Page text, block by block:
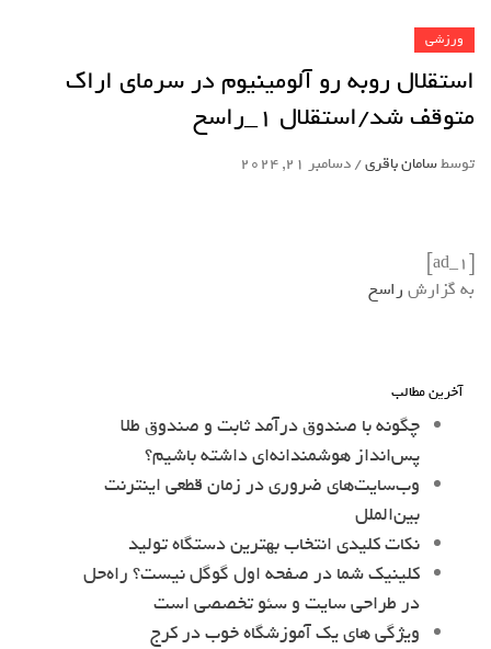
ورزشی
استقلال روبه رو آلومینیوم در سرمای اراک
متوقف شد/استقلال 1_راسخ
توسطسامان باقری/دسامبر 21, 2024
[ad_1]
به گزارش راسخ
آخرین مطالب
چگونه با صندوق درآمد ثابت و صندوق طلا
پس‌انداز هوشمندانه‌ای داشته باشیم؟
وب‌سایت‌های ضروری در زمان قطعی اینترنت
بین‌الملل
نکات کلیدی انتخاب بهترین دستگاه تولید
کلینیک شما در صفحه اول گوگل نیست؟ راه‌حل
در طراحی سایت و سئو تخصصی است
ویژگی های یک آموزشگاه خوب در کرج